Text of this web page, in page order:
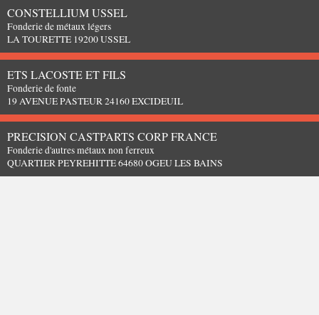
CONSTELLIUM USSEL
Fonderie de métaux légers
LA TOURETTE 19200 USSEL
ETS LACOSTE ET FILS
Fonderie de fonte
19 AVENUE PASTEUR 24160 EXCIDEUIL
PRECISION CASTPARTS CORP FRANCE
Fonderie d'autres métaux non ferreux
QUARTIER PEYREHITTE 64680 OGEU LES BAINS